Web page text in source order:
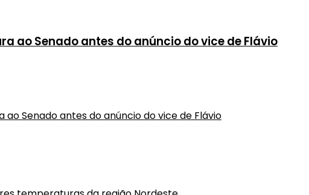
ao Senado antes do anúncio do vice de Flávio
Senado antes do anúncio do vice de Flávio